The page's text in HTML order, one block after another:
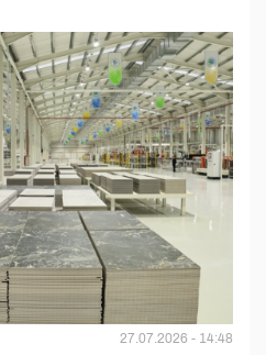
27.07.2026 - 14:48